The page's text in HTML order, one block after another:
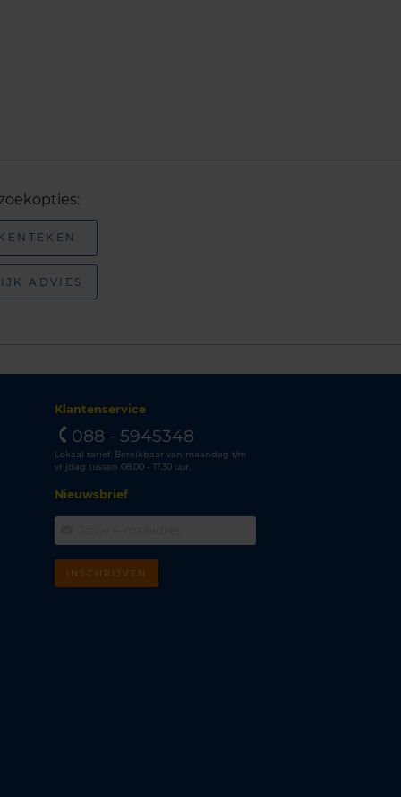
ADVIES
Klantenservice
088 - 5945348
Lokaal tarief. Bereikbaar van maandag t/m
vrijdag tussen 08.00 - 17.30 uur.
Nieuwsbrief
INSCHRIJVEN